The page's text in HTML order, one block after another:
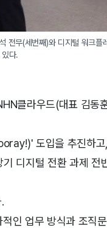
클라우드(대표 김동
도입을 추진하
디지털 전환 과제 전
인 업무 방식과 조직